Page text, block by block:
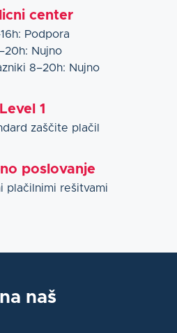
center
Podpora
Nujno
8–20h: Nujno
1
zaščite plačil
poslovanje
plačilnimi rešitvami
naš